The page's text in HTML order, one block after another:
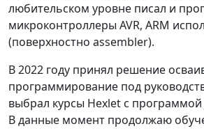
любительском уровне писал и
микроконтроллеры AVR, ARM
(поверхностно assembler).
В 2022 году принял решение
программирование под
выбрал курсы Hexlet c программой
В данные момент продолжаю